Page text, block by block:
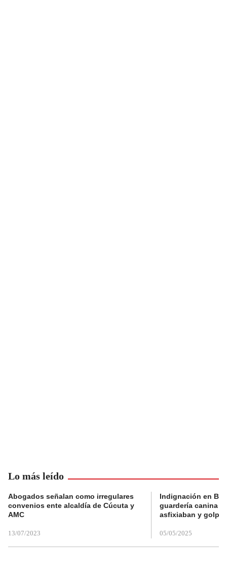
Lo más leído
Abogados señalan como irregulares
convenios ente alcaldía de Cúcuta y
AMC
13/07/2023
Indignación en
guardería canina
asfixiaban y
05/05/2025